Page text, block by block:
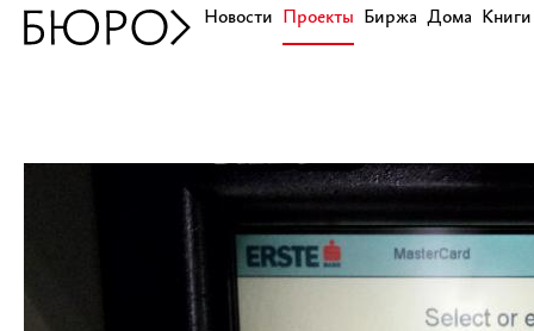
Новости Проекты Биржа Дома Книги